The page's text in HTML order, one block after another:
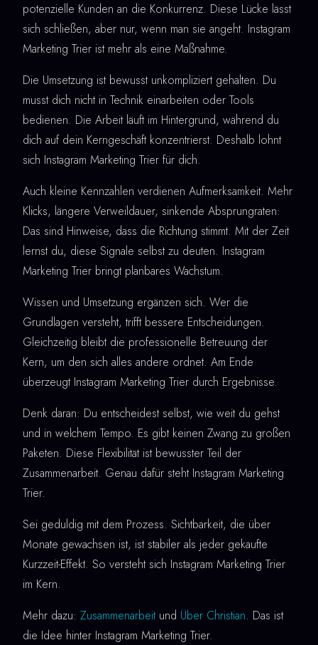
potenzielle Kunden an die Konkurrenz. Diese Lücke lässt
sich schließen, aber nur, wenn man sie angeht. Instagram
Marketing Trier ist mehr als eine Maßnahme.
Die Umsetzung ist bewusst unkompliziert gehalten. Du
musst dich nicht in Technik einarbeiten oder Tools
bedienen. Die Arbeit läuft im Hintergrund, während du
dich auf dein Kerngeschäft konzentrierst. Deshalb lohnt
sich Instagram Marketing Trier für dich.
Auch kleine Kennzahlen verdienen Aufmerksamkeit. Mehr
Klicks, längere Verweildauer, sinkende Absprungraten:
Das sind Hinweise, dass die Richtung stimmt. Mit der Zeit
lernst du, diese Signale selbst zu deuten. Instagram
Marketing Trier bringt planbares Wachstum.
Wissen und Umsetzung ergänzen sich. Wer die
Grundlagen versteht, trifft bessere Entscheidungen.
Gleichzeitig bleibt die professionelle Betreuung der
Kern, um den sich alles andere ordnet. Am Ende
überzeugt Instagram Marketing Trier durch Ergebnisse.
Denk daran: Du entscheidest selbst, wie weit du gehst
und in welchem Tempo. Es gibt keinen Zwang zu großen
Paketen. Diese Flexibilität ist bewusster Teil der
Zusammenarbeit. Genau dafür steht Instagram Marketing
Trier.
Sei geduldig mit dem Prozess. Sichtbarkeit, die über
Monate gewachsen ist, ist stabiler als jeder gekaufte
Kurzzeit-Effekt. So versteht sich Instagram Marketing Trier
im Kern.
Mehr dazu: Zusammenarbeit und Über Christian. Das ist
die Idee hinter Instagram Marketing Trier.